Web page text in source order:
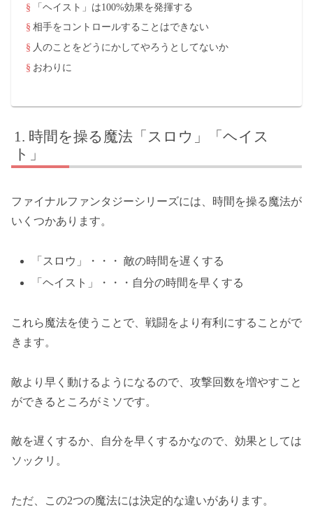
「ヘイスト」は100%効果を発揮する
相手をコントロールすることはできない
人のことをどうにかしてやろうとしてないか
おわりに
時間を操る魔法「スロウ」「ヘイス
ト」
ファイナルファンタジーシリーズには、時間を操る魔法が
いくつかあります。
「スロウ」・・・ 敵の時間を遅くする
「ヘイスト」・・・自分の時間を早くする
これら魔法を使うことで、戦闘をより有利にすることがで
きます。
敵より早く動けるようになるので、攻撃回数を増やすこと
ができるところがミソです。
敵を遅くするか、自分を早くするかなので、効果としては
ソックリ。
ただ、この2つの魔法には決定的な違いがあります。